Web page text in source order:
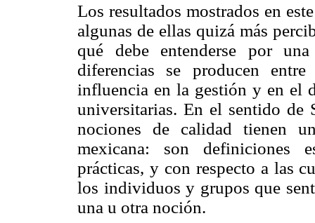
Los resultados mostrados en
algunas de ellas quizá más
qué debe entenderse por
diferencias se producen
influencia en la gestión y en el
universitarias. En el sentido de
nociones de calidad tienen
mexicana: son definiciones
prácticas, y con respecto a las
los individuos y grupos que
una u otra noción.